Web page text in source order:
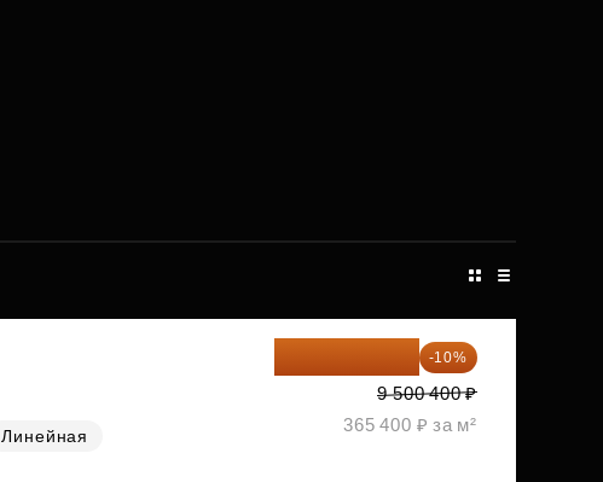
Линейная
-10%
9 500 400 ₽
365 400 ₽ за м²